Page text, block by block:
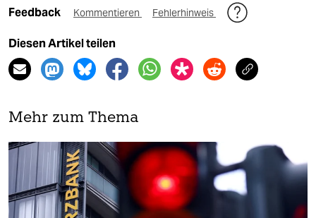
Feedback Kommentieren Fehlerhinweis
Diesen Artikel teilen
Mehr zum Thema